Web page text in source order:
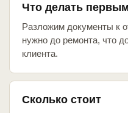
Что делать первым
Разложим документы к
нужно до ремонта, что
клиента.
Сколько стоит